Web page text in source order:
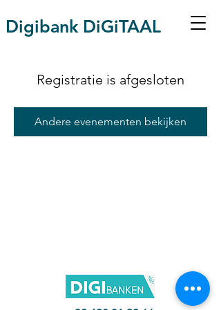
Digibank DiGiTAAL
Registratie is afgesloten
Andere evenementen bekijken